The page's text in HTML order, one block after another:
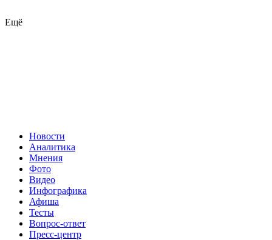
Ещё
Новости
Аналитика
Мнения
Фото
Видео
Инфографика
Афиша
Тесты
Вопрос-ответ
Пресс-центр